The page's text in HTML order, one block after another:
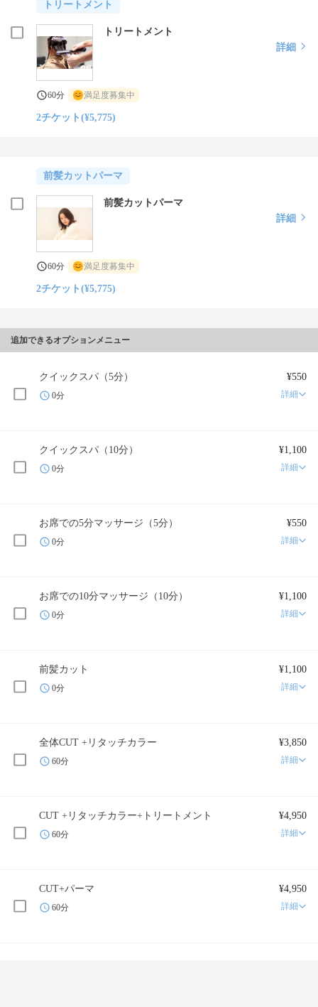
トリートメント
トリートメント
詳細
60分 満足度募集中
2チケット(¥5,775)
前髪カットパーマ
前髪カットパーマ
詳細
60分 満足度募集中
2チケット(¥5,775)
追加できるオプションメニュー
クイックスパ（5分） ¥550
0分 詳細
クイックスパ（10分） ¥1,100
0分 詳細
お席での5分マッサージ（5分） ¥550
0分 詳細
お席での10分マッサージ（10分） ¥1,100
0分 詳細
前髪カット ¥1,100
0分 詳細
全体CUT +リタッチカラー ¥3,850
60分 詳細
CUT +リタッチカラー+トリートメント ¥4,950
60分 詳細
CUT+パーマ ¥4,950
60分 詳細